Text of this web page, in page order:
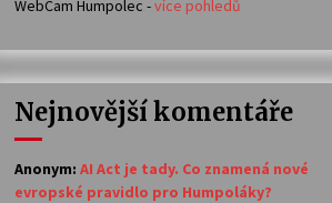
14. 7. 2026
30. 6. 2026
WebCam Humpolec -více pohledů
Nejnovější komentáře
Anonym: AI Act je tady. Co znamená nové
evropské pravidlo pro Humpoláky?